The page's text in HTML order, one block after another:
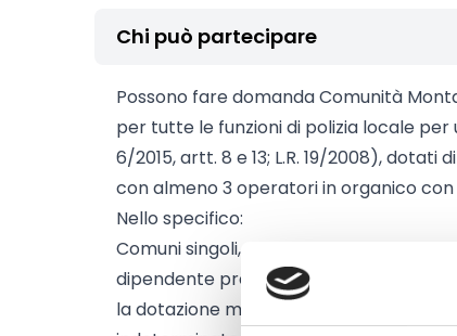
Chi può partecipare
Possono fare domanda Comunità
per tutte le funzioni di polizia locale per
6/2015, artt. 8 e 13; L.R. 19/2008),
con almeno 3 operatori in organico
Nello specifico:
Comuni singoli, dotati di un corpo o
dipendente presente in organico. Alla
la dotazione minima richiesta è di n. 3